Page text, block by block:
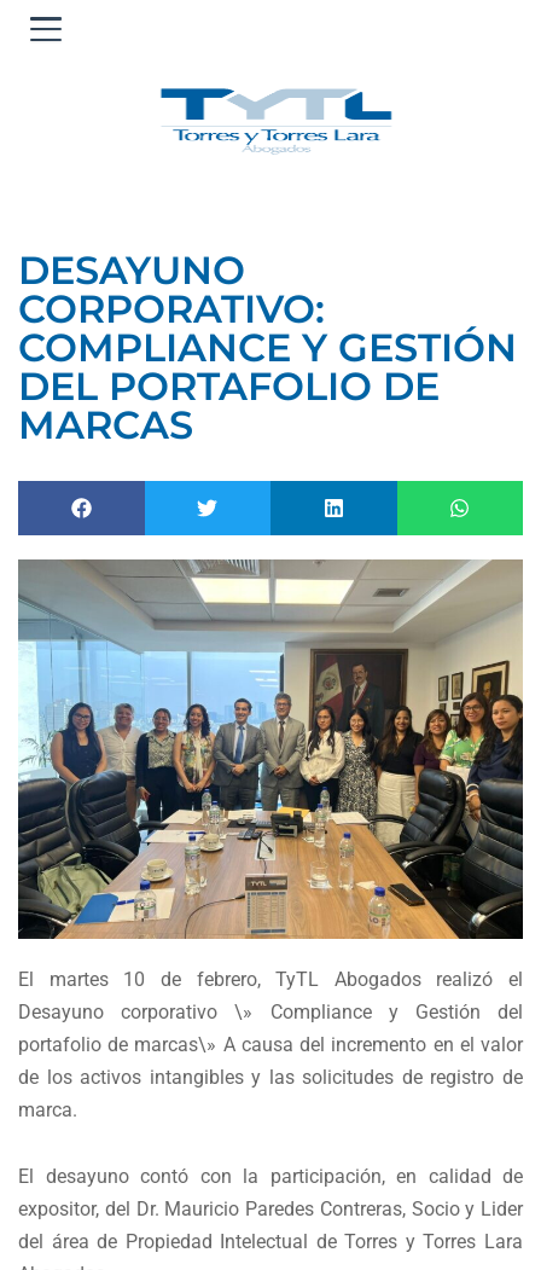
DESAYUNO
CORPORATIVO:
COMPLIANCE Y GESTIÓN
DEL PORTAFOLIO DE
MARCAS
El martes 10 de febrero, TyTL Abogados realizó el
Desayuno corporativo \» Compliance y Gestión del
portafolio de marcas\» A causa del incremento en el valor
de los activos intangibles y las solicitudes de registro de
marca.
El desayuno contó con la participación, en calidad de
expositor, del Dr. Mauricio Paredes Contreras, Socio y Lider
del área de Propiedad Intelectual de Torres y Torres Lara